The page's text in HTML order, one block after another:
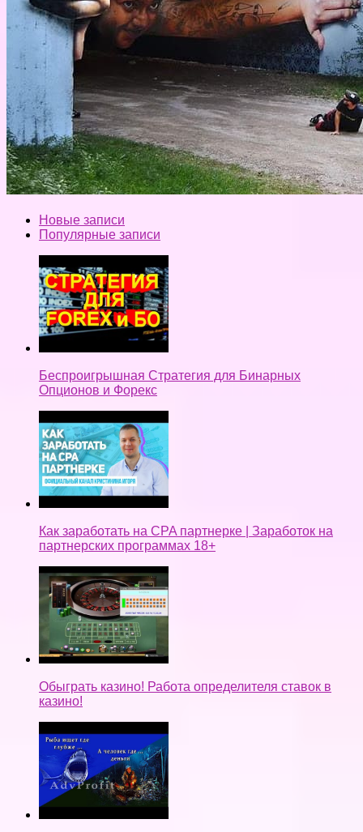
Новые записи
Популярные записи
Беспроигрышная Стратегия для Бинарных
Опционов и Форекс
Как заработать на CPA партнерке | Заработок на
партнерских программах 18+
Обыграть казино! Работа определителя ставок в
казино!